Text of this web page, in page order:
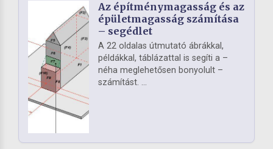
Az építménymagasság és az
épületmagasság számítása
– segédlet
A 22 oldalas útmutató ábrákkal,
példákkal, táblázattal is segíti a –
néha meglehetősen bonyolult –
számítást. ...